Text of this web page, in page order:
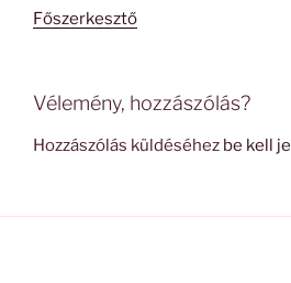
Főszerkesztő
Vélemény, hozzászólás?
Hozzászólás küldéséhez be kell